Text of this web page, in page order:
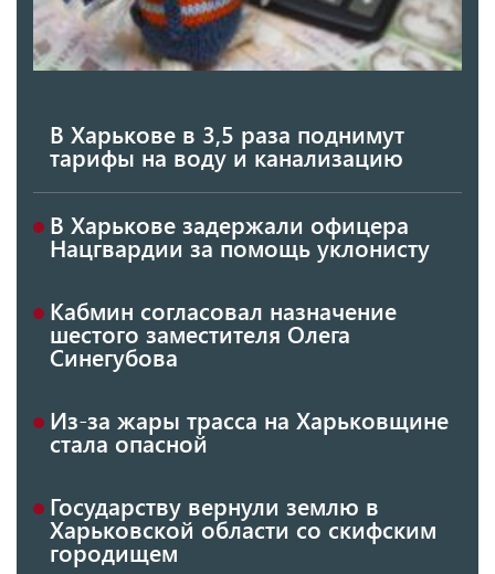
В Харькове в 3,5 раза поднимут
тарифы на воду и канализацию
В Харькове задержали офицера
Нацгвардии за помощь уклонисту
Кабмин согласовал назначение
шестого заместителя Олега
Синегубова
Из-за жары трасса на Харьковщине
стала опасной
Государству вернули землю в
Харьковской области со скифским
городищем